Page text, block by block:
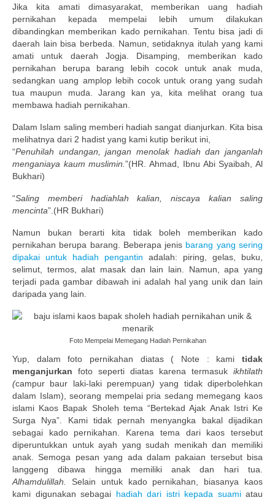
Jika kita amati dimasyarakat, memberikan uang hadiah
pernikahan kepada mempelai lebih umum dilakukan
dibandingkan memberikan kado pernikahan. Tentu bisa jadi di
daerah lain bisa berbeda. Namun, setidaknya itulah yang kami
amati untuk daerah Jogja. Disamping, memberikan kado
pernikahan berupa barang lebih cocok untuk anak muda,
sedangkan uang amplop lebih cocok untuk orang yang sudah
tua maupun muda. Jarang kan ya, kita melihat orang tua
membawa hadiah pernikahan.
Dalam Islam saling memberi hadiah sangat dianjurkan. Kita bisa
melihatnya dari 2 hadist yang kami kutip berikut ini,
“Penuhilah undangan, jangan menolak hadiah dan janganlah
menganiaya kaum muslimin.”(HR. Ahmad, Ibnu Abi Syaibah, Al
Bukhari)
“Saling memberi hadiahlah kalian, niscaya kalian saling
mencinta”.(HR Bukhari)
Namun bukan berarti kita tidak boleh memberikan kado
pernikahan berupa barang. Beberapa jenis barang yang sering
dipakai untuk hadiah pengantin adalah: piring, gelas, buku,
selimut, termos, alat masak dan lain lain. Namun, apa yang
terjadi pada gambar dibawah ini adalah hal yang unik dan lain
daripada yang lain.
Foto Mempelai Memegang Hadiah Pernikahan
Yup, dalam foto pernikahan diatas ( Note : kami tidak
menganjurkan foto seperti diatas karena termasuk ikhtilath
(campur baur laki-laki perempuan) yang tidak diperbolehkan
dalam Islam), seorang mempelai pria sedang memegang kaos
islami Kaos Bapak Sholeh tema “Bertekad Ajak Anak Istri Ke
Surga Nya”. Kami tidak pernah menyangka bakal dijadikan
sebagai kado pernikahan. Karena tema dari kaos tersebut
diperuntukkan untuk ayah yang sudah menikah dan memiliki
anak. Semoga pesan yang ada dalam pakaian tersebut bisa
langgeng dibawa hingga memiliki anak dan hari tua.
Alhamdulillah. Selain untuk kado pernikahan, biasanya kaos
kami digunakan sebagai hadiah dari istri kepada suami atau